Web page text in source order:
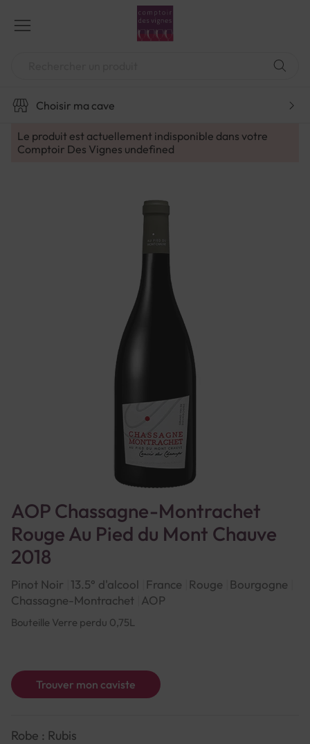
contenu
Choisir ma cave
Le produit est actuellement indisponible dans votre
Comptoir Des Vignes undefined
AOP Chassagne-Montrachet
Rouge Au Pied du Mont Chauve
2018
Pinot Noir 13.5° d'alcool France Rouge
Bourgogne
Chassagne-Montrachet AOP
Bouteille Verre perdu 0,75L
Trouver mon caviste
Robe : Rubis